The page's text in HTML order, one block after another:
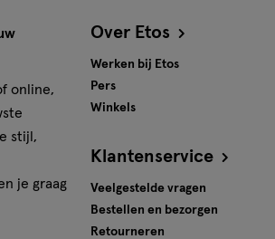
online,
stijl,
je graag
Over Etos
Werken bij Etos
Pers
Winkels
Klantenservice
Veelgestelde vragen
Bestellen en bezorgen
Retourneren